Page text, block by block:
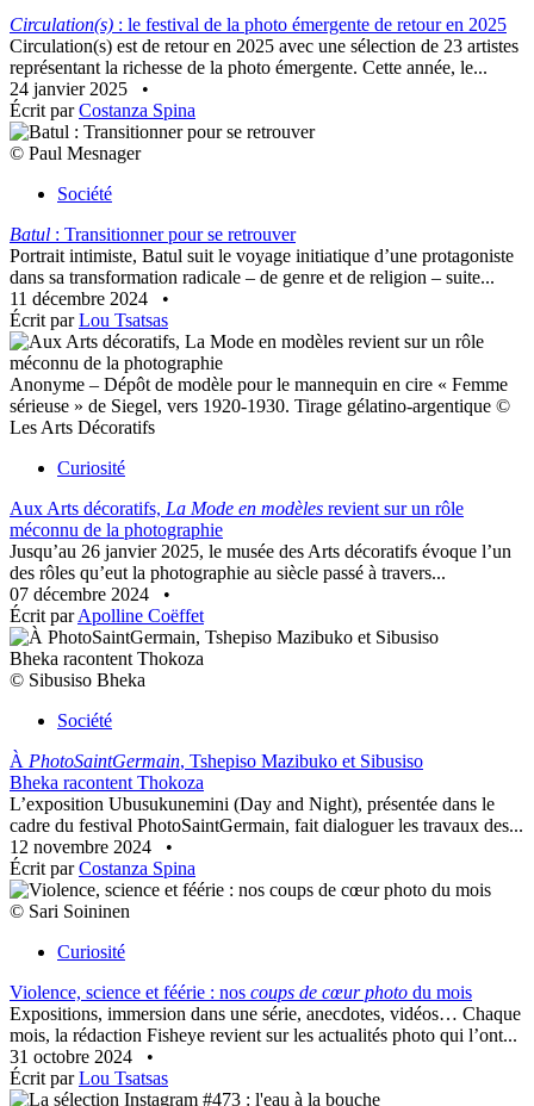
Circulation(s) : le festival de la photo émergente de retour en 2025
Circulation(s) est de retour en 2025 avec une sélection de 23 artistes
représentant la richesse de la photo émergente. Cette année, le...
24 janvier 2025
•
Écrit parCostanza Spina
© Paul Mesnager
Société
Batul : Transitionner pour se retrouver
Portrait intimiste, Batul suit le voyage initiatique d’une protagoniste
dans sa transformation radicale – de genre et de religion – suite...
11 décembre 2024
•
Écrit parLou Tsatsas
Anonyme – Dépôt de modèle pour le mannequin en cire « Femme
sérieuse » de Siegel, vers 1920-1930. Tirage gélatino-argentique ©
Les Arts Décoratifs
Curiosité
Aux Arts décoratifs, La Mode en modèles revient sur un rôle
méconnu de la photographie
Jusqu’au 26 janvier 2025, le musée des Arts décoratifs évoque l’un
des rôles qu’eut la photographie au siècle passé à travers...
07 décembre 2024
•
Écrit parApolline Coëffet
© Sibusiso Bheka
Société
À PhotoSaintGermain, Tshepiso Mazibuko et Sibusiso
Bheka racontent Thokoza
L’exposition Ubusukunemini (Day and Night), présentée dans le
cadre du festival PhotoSaintGermain, fait dialoguer les travaux des...
12 novembre 2024
•
Écrit parCostanza Spina
© Sari Soininen
Curiosité
Violence, science et féérie : nos coups de cœur photo du mois
Expositions, immersion dans une série, anecdotes, vidéos… Chaque
mois, la rédaction Fisheye revient sur les actualités photo qui l’ont...
31 octobre 2024
•
Écrit parLou Tsatsas